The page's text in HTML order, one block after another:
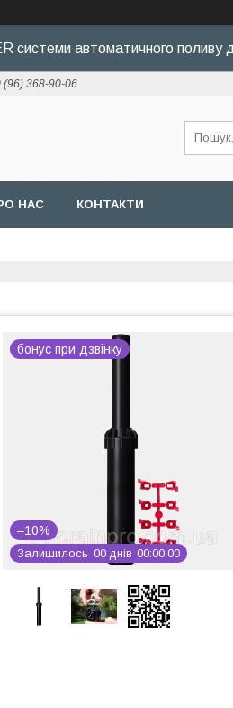
системи автоматичного поливу
(96) 368-90-06
НАС КОНТАКТИ
бонус при дзвінку
–10%
Залишилось 00 днів 00 00 00